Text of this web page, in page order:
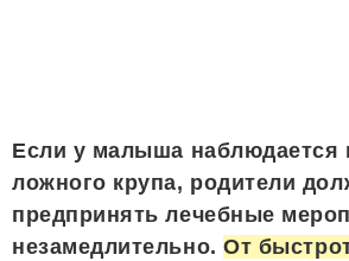
Если у малыша наблюдается
ложного крупа, родители
предпринять лечебные
незамедлительно.От